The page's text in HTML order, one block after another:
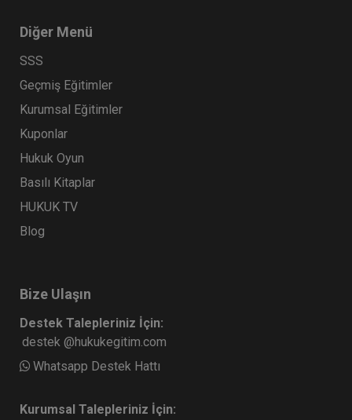
Diğer Menü
SSS
Geçmiş Eğitimler
Kurumsal Eğitimler
Kuponlar
Hukuk Oyun
Basılı Kitaplar
HUKUK TV
Blog
Bize Ulaşın
Destek Talepleriniz İçin:
destek @hukukegitim.com
Whatsapp Destek Hattı
Kurumsal Talepleriniz İçin: